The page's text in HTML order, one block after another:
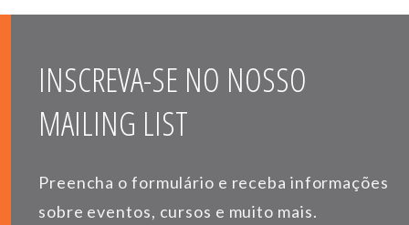
INSCREVA-SE NO NOSSO
MAILING LIST
Preencha o formulário e receba informações
sobre eventos, cursos e muito mais.